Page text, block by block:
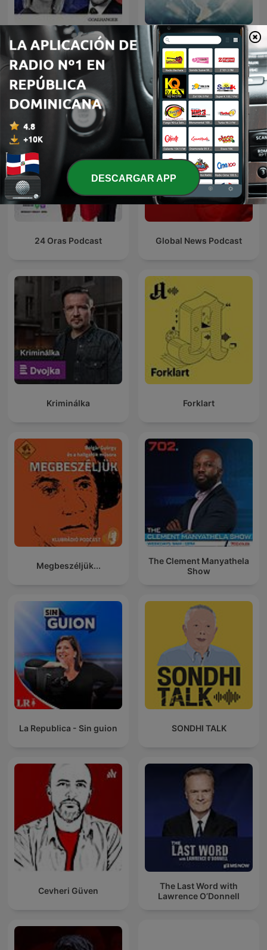
The Rest Is Politics: US Trumpet Daily
Más podcasts internacionales de Noticias
24 Oras Podcast Global News Podcast
Kriminálka Forklart
Megbeszéljük...
The Clement Manyathela
Show
La Republica - Sin guion SONDHI TALK
Cevheri Güven
The Last Word with
Lawrence O’Donnell
DESCARGAR APP